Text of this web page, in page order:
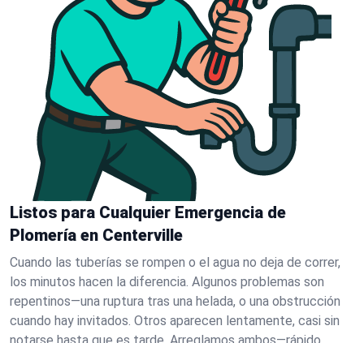
Listos para Cualquier Emergencia de
Plomería en Centerville
Cuando las tuberías se rompen o el agua no deja de correr,
los minutos hacen la diferencia. Algunos problemas son
repentinos—una ruptura tras una helada, o una obstrucción
cuando hay invitados. Otros aparecen lentamente, casi sin